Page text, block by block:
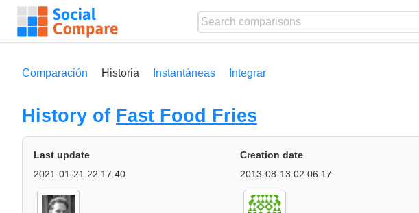
Comparación Historia Instantáneas Integrar
History of Fast Food Fries
Last update
2021-01-21 22:17:40
Creation date
2013-08-13 02:06:17